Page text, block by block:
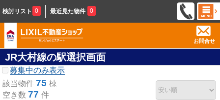
検討リスト 0 最近見た物件 0
お問合せ
JR大村線の駅選択画面
募集中のみ表示
該当物件 75 棟
空き数 77 件